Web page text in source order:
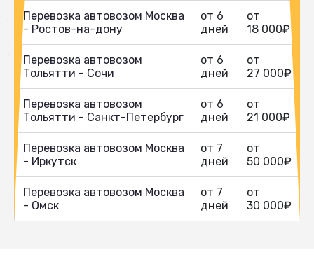
Перевозка автовозом Москва
- Ростов-на-дону
от 6
дней
от
18 000₽
Перевозка автовозом
Тольятти - Сочи
от 6
дней
от
27 000₽
Перевозка автовозом
Тольятти - Санкт-Петербург
от 6
дней
от
21 000₽
Перевозка автовозом Москва
- Иркутск
от 7
дней
от
50 000₽
Перевозка автовозом Москва
- Омск
от 7
дней
от
30 000₽